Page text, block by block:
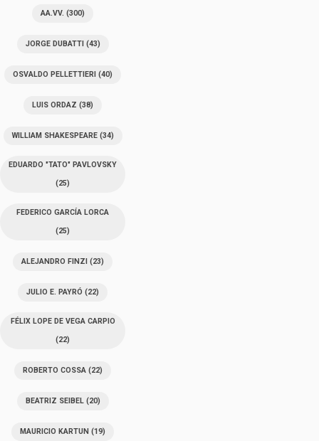
AA.VV. (300)
JORGE DUBATTI(43)
OSVALDO PELLETTIERI (40)
LUIS ORDAZ (38)
WILLIAM SHAKESPEARE(34)
EDUARDO "TATO" PAVLOVSKY
(25)
FEDERICO GARCÍA LORCA
(25)
ALEJANDRO FINZI (23)
JULIO E. PAYRÓ (22)
FÉLIX LOPE DE VEGA CARPIO
(22)
ROBERTO COSSA (22)
BEATRIZ SEIBEL(20)
MAURICIO KARTUN (19)